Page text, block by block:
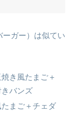
ーガー）は似てい
き風たまご＋
バンズ
まご＋チェダ